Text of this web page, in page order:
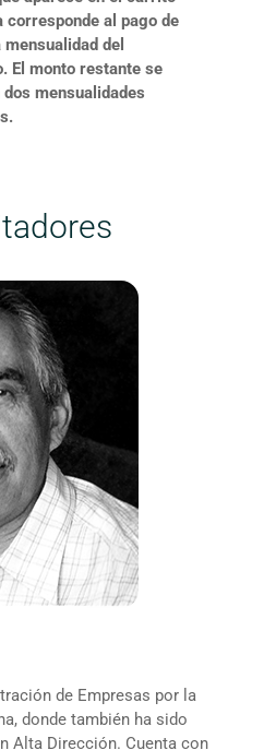
corresponde al pago de
mensualidad del
El monto restante se
mensualidades
de Empresas por la
donde también ha sido
Alta Dirección. Cuenta con